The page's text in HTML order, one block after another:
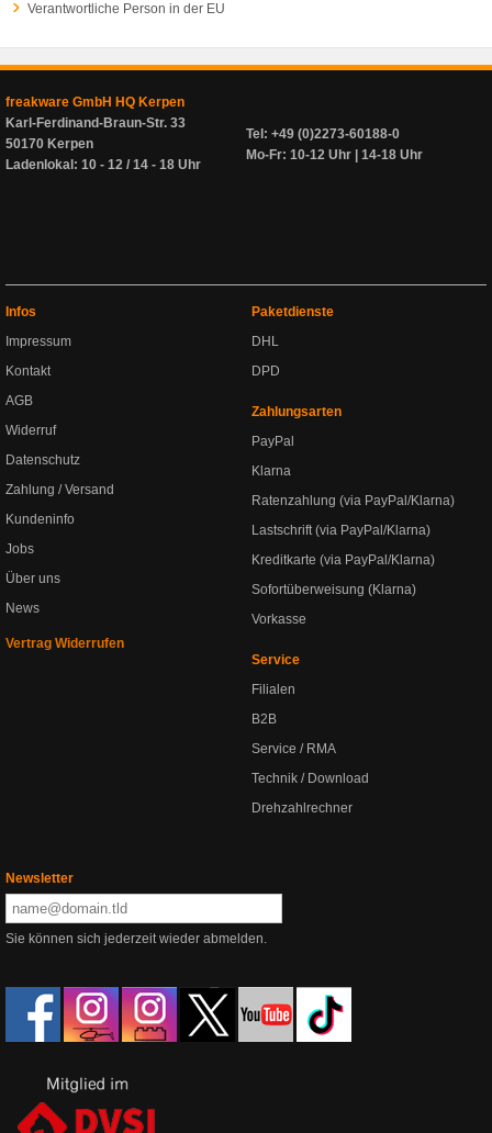
Verantwortliche Person in der EU
freakware GmbH HQ Kerpen
Karl-Ferdinand-Braun-Str. 33
50170 Kerpen
Ladenlokal: 10 - 12 / 14 - 18 Uhr
Tel: +49 (0)2273-60188-0
Mo-Fr: 10-12 Uhr | 14-18 Uhr
Infos
Impressum
Kontakt
AGB
Widerruf
Datenschutz
Zahlung / Versand
Kundeninfo
Jobs
Über uns
News
Vertrag Widerrufen
Paketdienste
DHL
DPD
Zahlungsarten
PayPal
Klarna
Ratenzahlung (via PayPal/Klarna)
Lastschrift (via PayPal/Klarna)
Kreditkarte (via PayPal/Klarna)
Sofortüberweisung (Klarna)
Vorkasse
Service
Filialen
B2B
Service / RMA
Technik / Download
Drehzahlrechner
Newsletter
Sie können sich jederzeit wieder abmelden.